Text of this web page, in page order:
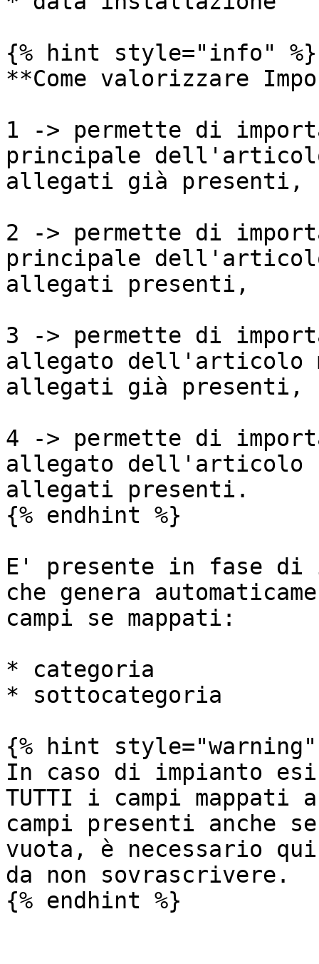
{% hint style="info" %}
**Come valorizzare
1 -> permette di
principale
allegati già presenti,
2 -> permette di
principale
allegati presenti,
3 -> permette di
allegato dell'articolo
allegati già presenti,
4 -> permette di
allegato dell'articolo
allegati presenti.
{% endhint %}
E' presente in fase di
che genera
campi se mappati:
* categoria
* sottocategoria
{% hint style="warning"
In caso di impianto
TUTTI i campi mappati
campi presenti anche
vuota, è necessario
da non sovrascrivere.
{% endhint %}